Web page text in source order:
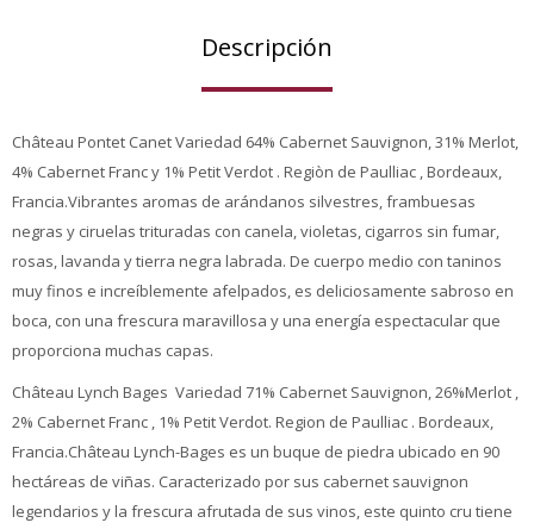
Descripción
Château Pontet Canet Variedad 64% Cabernet Sauvignon, 31% Merlot,
4% Cabernet Franc y 1% Petit Verdot . Regiòn de Paulliac , Bordeaux,
Francia.Vibrantes aromas de arándanos silvestres, frambuesas
negras y ciruelas trituradas con canela, violetas, cigarros sin fumar,
rosas, lavanda y tierra negra labrada. De cuerpo medio con taninos
muy finos e increíblemente afelpados, es deliciosamente sabroso en
boca, con una frescura maravillosa y una energía espectacular que
proporciona muchas capas.
Château Lynch Bages Variedad 71% Cabernet Sauvignon, 26%Merlot ,
2% Cabernet Franc , 1% Petit Verdot. Region de Paulliac . Bordeaux,
Francia.Château Lynch-Bages es un buque de piedra ubicado en 90
hectáreas de viñas. Caracterizado por sus cabernet sauvignon
legendarios y la frescura afrutada de sus vinos, este quinto cru tiene